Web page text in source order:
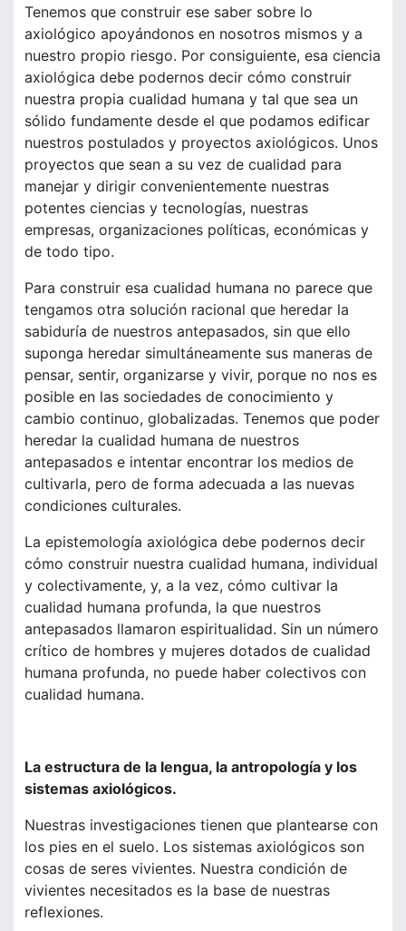
Tenemos que construir ese saber sobre lo
axiológico apoyándonos en nosotros mismos y a
nuestro propio riesgo. Por consiguiente, esa ciencia
axiológica debe podernos decir cómo construir
nuestra propia cualidad humana y tal que sea un
sólido fundamente desde el que podamos edificar
nuestros postulados y proyectos axiológicos. Unos
proyectos que sean a su vez de cualidad para
manejar y dirigir convenientemente nuestras
potentes ciencias y tecnologías, nuestras
empresas, organizaciones políticas, económicas y
de todo tipo.
Para construir esa cualidad humana no parece que
tengamos otra solución racional que heredar la
sabiduría de nuestros antepasados, sin que ello
suponga heredar simultáneamente sus maneras de
pensar, sentir, organizarse y vivir, porque no nos es
posible en las sociedades de conocimiento y
cambio continuo, globalizadas. Tenemos que poder
heredar la cualidad humana de nuestros
antepasados e intentar encontrar los medios de
cultivarla, pero de forma adecuada a las nuevas
condiciones culturales.
La epistemología axiológica debe podernos decir
cómo construir nuestra cualidad humana, individual
y colectivamente, y, a la vez, cómo cultivar la
cualidad humana profunda, la que nuestros
antepasados llamaron espiritualidad. Sin un número
crítico de hombres y mujeres dotados de cualidad
humana profunda, no puede haber colectivos con
cualidad humana.
La estructura de la lengua, la antropología y los
sistemas axiológicos.
Nuestras investigaciones tienen que plantearse con
los pies en el suelo. Los sistemas axiológicos son
cosas de seres vivientes. Nuestra condición de
vivientes necesitados es la base de nuestras
reflexiones.